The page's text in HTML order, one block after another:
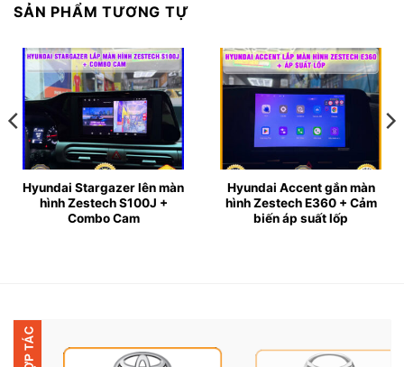
▶ Kích thước màn hình: 9 – 10 inch (chuẩn cho dòng
SẢN PHẨM TƯƠNG TỰ
Hyundai Stargazer lên màn
hình Zestech S100J +
Combo Cam
Hyundai Accent gắn màn
hình Zestech E360 + Cảm
biến áp suất lốp